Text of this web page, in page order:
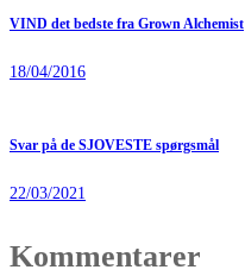
VIND det bedste fra Grown Alchemist
18/04/2016
Svar på de SJOVESTE spørgsmål
22/03/2021
Kommentarer